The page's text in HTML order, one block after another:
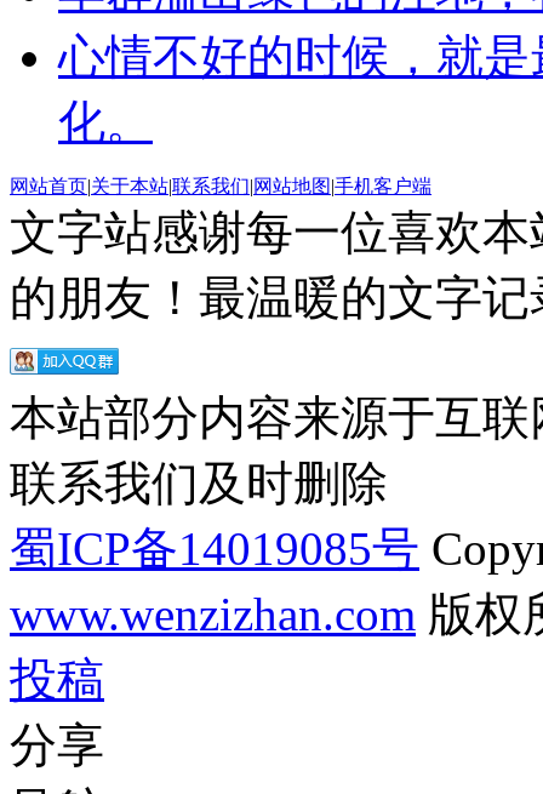
心情不好的时候，就
化。
网站首页|关于本站|联系我们|网站地图|手机客户端
文字站感谢每一位喜欢
的朋友！最温暖的文字
本站部分内容来源于互
联系我们及时删除
蜀ICP备14019085号
www.wenzizhan.com 版权
投稿
分享